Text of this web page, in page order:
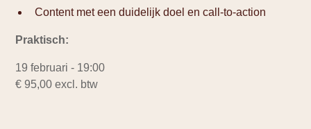
Content met een duidelijk doel en call-to-action
Praktisch:
19 februari - 19:00
€ 95,00 excl. btw